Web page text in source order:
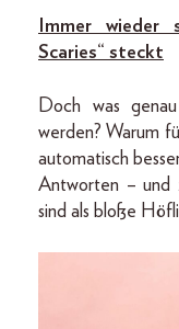
Immer wieder
Scaries“ steckt
Doch was
werden? Warum
automatisch
Antworten – und
sind als bloße